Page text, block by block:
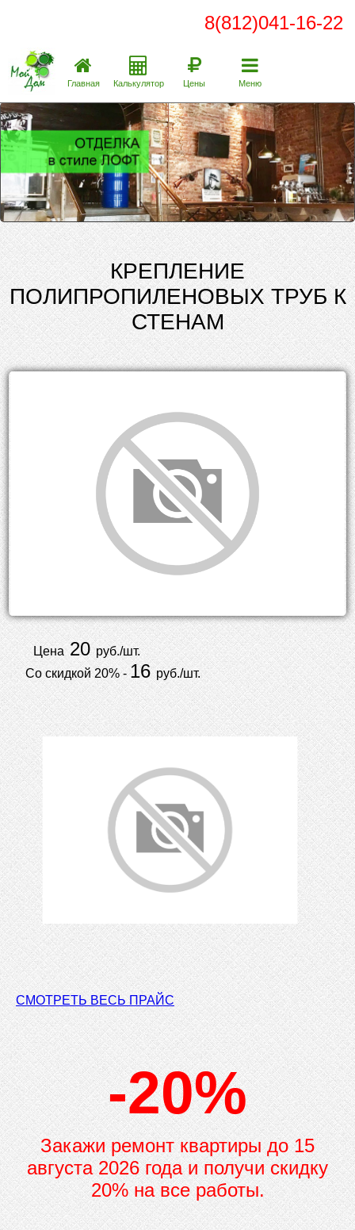
8(812)041-16-22
Главная Калькулятор Цены Меню
КРЕПЛЕНИЕ
ПОЛИПРОПИЛЕНОВЫХ ТРУБ К
СТЕНАМ
Цена20руб./шт.
Со скидкой 20% -16руб./шт.
СМОТРЕТЬ ВЕСЬ ПРАЙС
-20%
Закажи ремонт квартиры до15
августа 2026 года и получи скидку
20% на все работы.